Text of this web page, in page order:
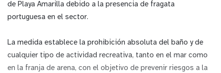
de Playa Amarilla debido a la presencia de fragata
portuguesa en el sector.
La medida establece la prohibición absoluta del baño y de
cualquier tipo de actividad recreativa, tanto en el mar como
en la franja de arena, con el objetivo de prevenir riesgos a la